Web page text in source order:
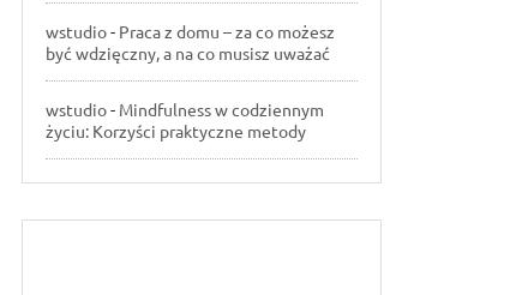
wstudio- Praca z domu – za co możesz
być wdzięczny, a na co musisz uważać
wstudio- Mindfulness w codziennym
życiu: Korzyści praktyczne metody